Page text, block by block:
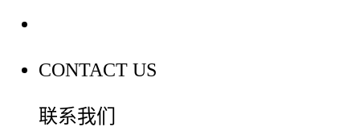
CONTACT US
联系我们